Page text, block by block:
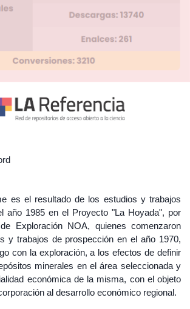
es el resultado de los estudios y trabajos
año 1985 en el Proyecto "La Hoyada", por
Exploración NOA, quienes comenzaron
y trabajos de prospección en el año 1970,
con la exploración, a los efectos de definir
minerales en el área seleccionada y
económica de la misma, con el objeto
al desarrollo económico regional.